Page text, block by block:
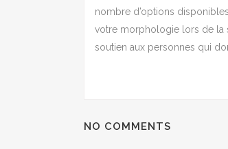
nombre d’options
votre morphologie lors de la
soutien aux personnes qui
NO COMMENTS